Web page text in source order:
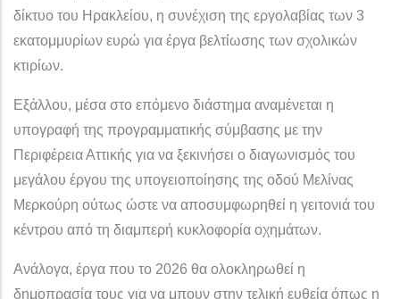
δίκτυο του Ηρακλείου, η συνέχιση της εργολαβίας των 3
εκατομμυρίων ευρώ για έργα βελτίωσης των σχολικών
κτιρίων.
Εξάλλου, μέσα στο επόμενο διάστημα αναμένεται η
υπογραφή της προγραμματικής σύμβασης με την
Περιφέρεια Αττικής για να ξεκινήσει ο διαγωνισμός του
μεγάλου έργου της υπογειοποίησης της οδού Μελίνας
Μερκούρη ούτως ώστε να αποσυμφωρηθεί η γειτονιά του
κέντρου από τη διαμπερή κυκλοφορία οχημάτων.
Ανάλογα, έργα που το 2026 θα ολοκληρωθεί η
δημοπρασία τους για να μπουν στην τελική ευθεία όπως η